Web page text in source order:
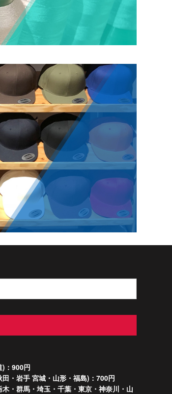
)：900円
・岩手 宮城・山形・福島)：700円
・群馬・埼玉・千葉・東京・神奈川・山